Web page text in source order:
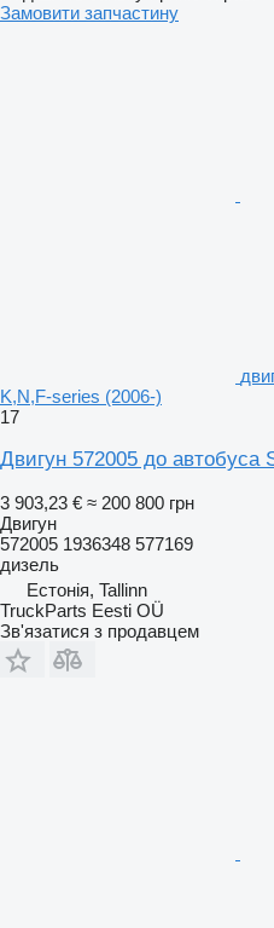
Замовити запчастину
K,N,F-series (2006-)
17
Двигун 572005 до автобуса
3 903,23 € ≈ 200 800 грн
Двигун
572005 1936348 577169
дизель
Естонія, Tallinn
TruckParts Eesti OÜ
Зв'язатися з продавцем